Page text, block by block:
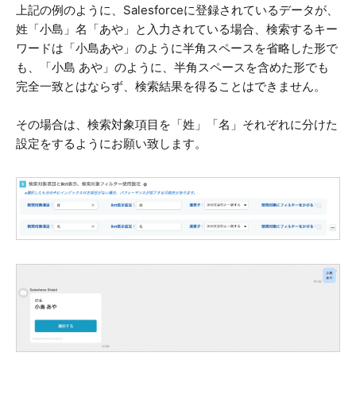
上記の例のように、Salesforceに登録されているデータが、
姓「小島」名「あや」と入力されている場合、検索するキー
ワードは「小島あや」のように半角スペースを省略した形で
も、「小島 あや」のように、半角スペースを含めた形でも
完全一致とはならず、検索結果を得ることはできません。
その場合は、検索対象項目を「姓」「名」それぞれに分けた
設定をするようにお願い致します。